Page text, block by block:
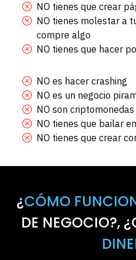
NO tienes que crear
NO tienes molestar a
compre algo
NO tienes que hacer
NO es hacer crashing
NO es un negocio
NO son criptomonedas
NO tienes que bailar
NO tienes que crear
¿CÓMO
DE NEGOCIO?,